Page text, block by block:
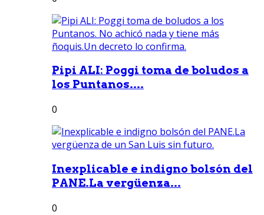
Pipi ALI: Poggi toma de boludos a
los Puntanos....
0
Inexplicable e indigno bolsón del
PANE.La vergüenza...
0